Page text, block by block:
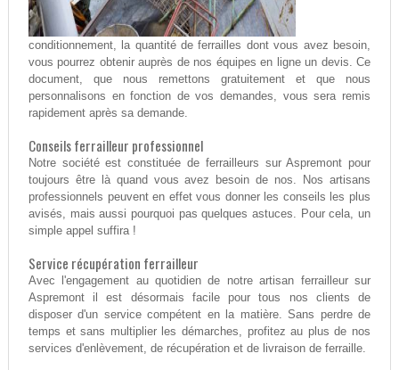
conditionnement, la quantité de ferrailles dont vous avez besoin,
vous pourrez obtenir auprès de nos équipes en ligne un devis. Ce
document, que nous remettons gratuitement et que nous
personnalisons en fonction de vos demandes, vous sera remis
rapidement après sa demande.
Conseils ferrailleur professionnel
Notre société est constituée de ferrailleurs sur Aspremont pour
toujours être là quand vous avez besoin de nos. Nos artisans
professionnels peuvent en effet vous donner les conseils les plus
avisés, mais aussi pourquoi pas quelques astuces. Pour cela, un
simple appel suffira !
Service récupération ferrailleur
Avec l'engagement au quotidien de notre artisan ferrailleur sur
Aspremont il est désormais facile pour tous nos clients de
disposer d'un service compétent en la matière. Sans perdre de
temps et sans multiplier les démarches, profitez au plus de nos
services d'enlèvement, de récupération et de livraison de ferraille.